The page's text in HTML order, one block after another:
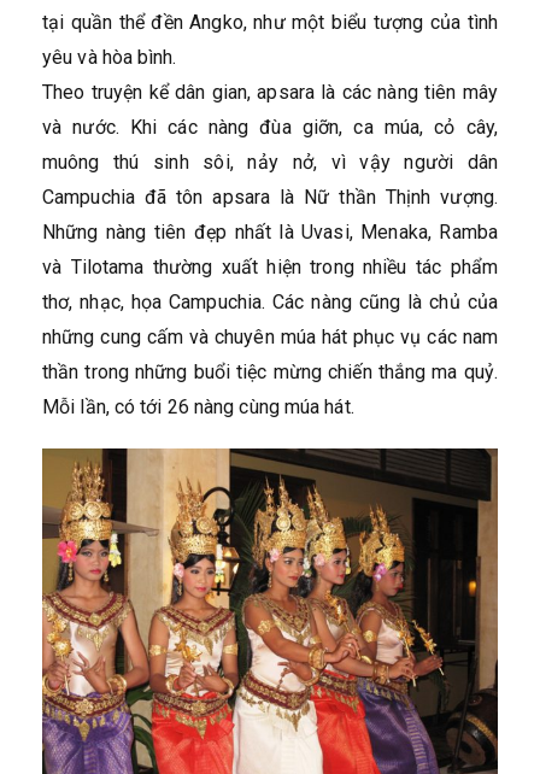
tại quần thể đền Angko, như một biểu tượng của tình
yêu và hòa bình.
Theo truyện kể dân gian, apsara là các nàng tiên mây
và nước. Khi các nàng đùa giỡn, ca múa, cỏ cây,
muông thú sinh sôi, nảy nở, vì vậy người dân
Campuchia đã tôn apsara là Nữ thần Thịnh vượng.
Những nàng tiên đẹp nhất là Uvasi, Menaka, Ramba
và Tilotama thường xuất hiện trong nhiều tác phẩm
thơ, nhạc, họa Campuchia. Các nàng cũng là chủ của
những cung cấm và chuyên múa hát phục vụ các nam
thần trong những buổi tiệc mừng chiến thắng ma quỷ.
Mỗi lần, có tới 26 nàng cùng múa hát.